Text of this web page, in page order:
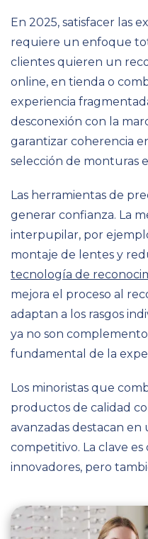
En 2025, satisfacer las
requiere un enfoque
clientes quieren un
online, en tienda o
experiencia
desconexión con la
garantizar coherencia
selección de monturas
Las herramientas de
generar confianza. La
interpupilar, por
montaje de lentes y
tecnología de
mejora el proceso al
adaptan a los rasgos
ya no son
fundamental de la
Los minoristas que
productos de calidad
avanzadas destacan en
competitivo. La clave es
innovadores, pero